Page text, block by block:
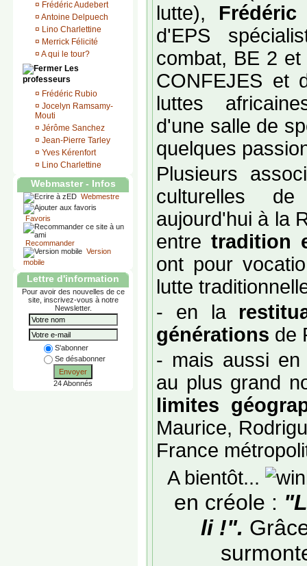
¤ Frédéric Audebert
¤ Antoine Delpuech
¤ Lino Charlettine
¤ Merrick Félicité
¤ A qui le tour?
Les
professeurs
¤ Frédéric Rubio
¤ Jocelyn Ramsamy-
Mouti
¤ Jérôme Sanchez
¤ Jean-Pierre Tarley
¤ Yves Kérenfort
¤ Lino Charlettine
Webmaster - Infos
Webmestre
Favoris
Recommander
Version
mobile
Lettre d'information
Pour avoir des nouvelles de ce
site, inscrivez-vous à notre
Newsletter.
S'abonner
Se désabonner
Envoyer
24 Abonnés
lutte),
d'EPS
combat, BE 2
CONFEJES et
luttes
d'une salle de
quelques
Plusieurs
culturelles
aujourd'hui à la
entre tradition
ont pour
lutte
- en la
générations de
- mais aussi en
au plus grand
limites
Maurice,
France
A bientôt...
en créole :
li !".